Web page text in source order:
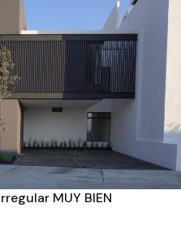
MUY BIEN
Estado
Baños